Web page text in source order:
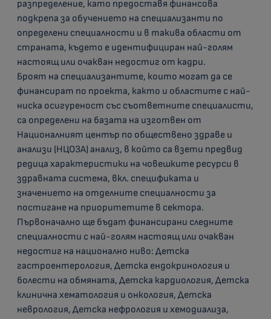
разпределение, като предоставя финансова
подкрепа за обучението на специализанти по
определени специалности и в такива области от
страната, където е идентифициран най-голям
настоящ или очакван недостиг от кадри.
Броят на специализантите, които могат да се
финансират по проекта, както и областите с най-
ниска осигуреност със съответните специалисти,
са определени на базата на изготвен от
Националният център по обществено здраве и
анализи (НЦОЗА) анализ, в който са взети предвид
редица характеристики на човешките ресурси в
здравната система, вкл. спецификата и
значението на отделните специалности за
постигане на приоритетите в сектора.
Първоначално ще бъдат финансирани следните
специалности с най-голям настоящ или очакван
недостиг на национално ниво: Детска
гастроентерология, Детска ендокринология и
болести на обмяната, Детска кардиология, Детска
клинична хематология и онкология, Детска
неврология, Детска нефрология и хемодиализа,